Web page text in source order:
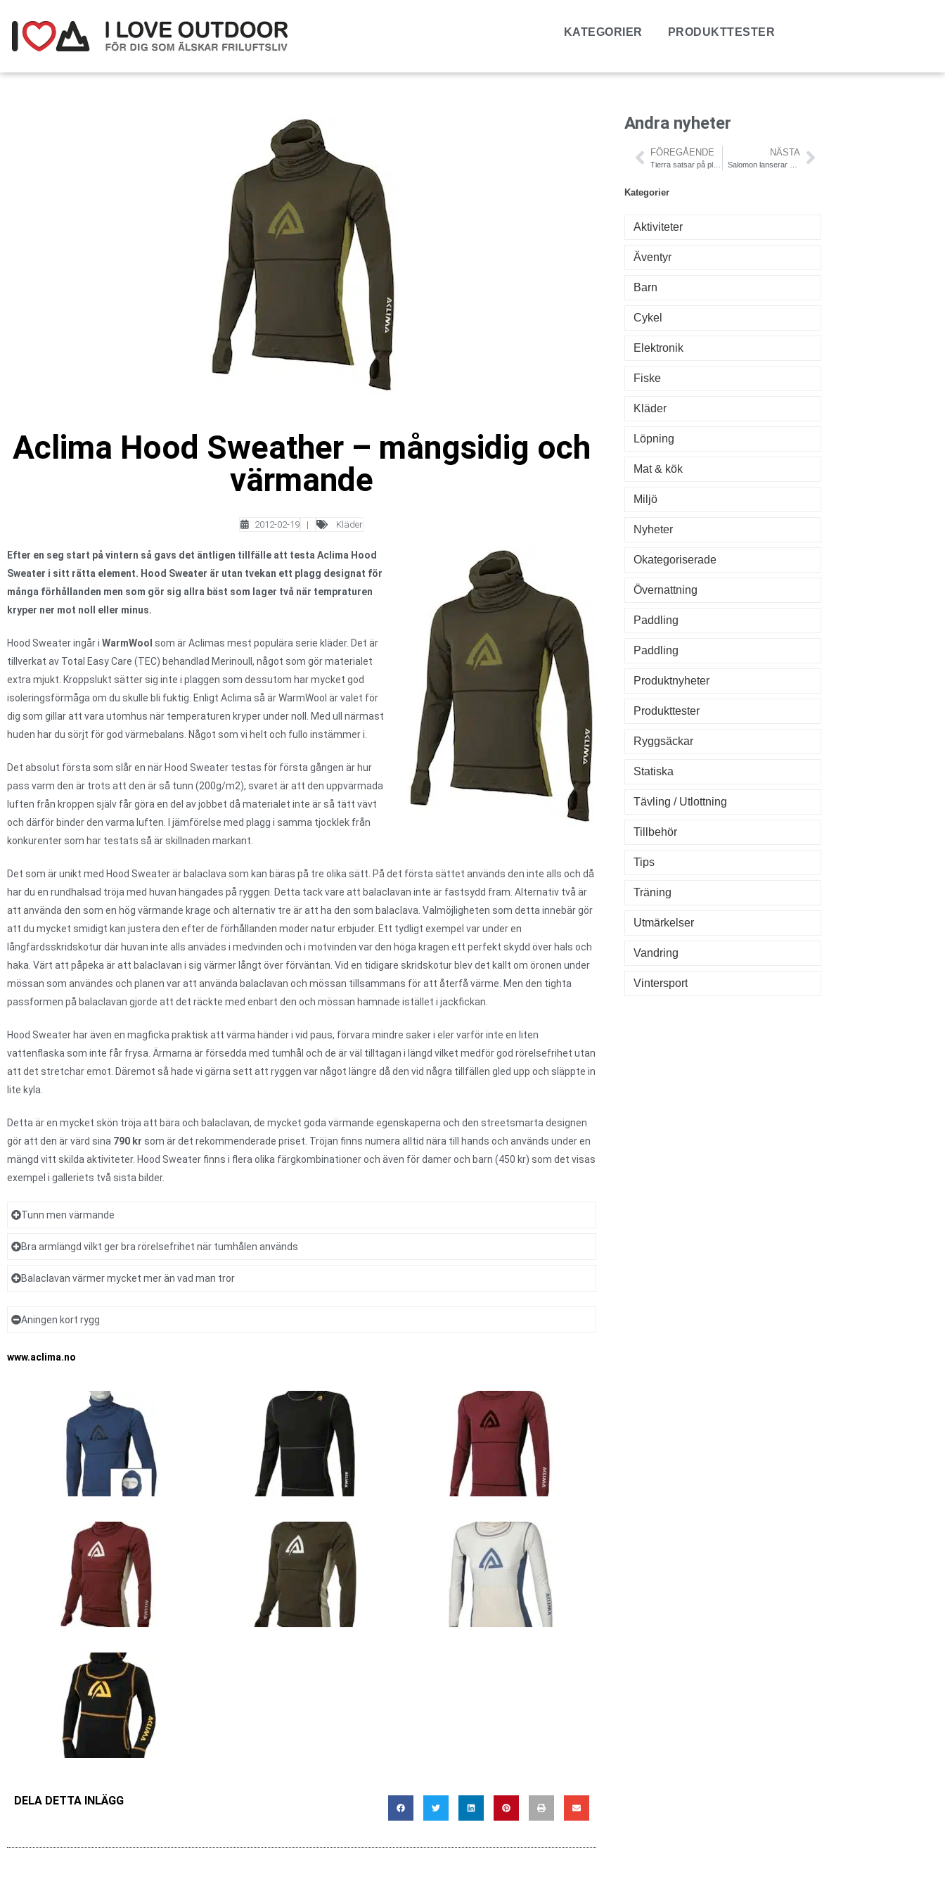
KATEGORIER PRODUKTTESTER
Aclima Hood Sweather – mångsidig och
värmande
2012-02-19 | Kläder
Efter en seg start på vintern så gavs det äntligen tillfälle att testa Aclima Hood
Sweater i sitt rätta element. Hood Sweater är utan tvekan ett plagg designat för
många förhållanden men som gör sig allra bäst som lager två när tempraturen
kryper ner mot noll eller minus.
Hood Sweater ingår i WarmWool som är Aclimas mest populära serie kläder. Det är
tillverkat av Total Easy Care (TEC) behandlad Merinoull, något som gör materialet
extra mjukt. Kroppslukt sätter sig inte i plaggen som dessutom har mycket god
isoleringsförmåga om du skulle bli fuktig. Enligt Aclima så är WarmWool är valet för
dig som gillar att vara utomhus när temperaturen kryper under noll. Med ull närmast
huden har du sörjt för god värmebalans. Något som vi helt och fullo instämmer i.
Det absolut första som slår en när Hood Sweater testas för första gången är hur
pass varm den är trots att den är så tunn (200g/m2), svaret är att den uppvärmada
luften från kroppen själv får göra en del av jobbet då materialet inte är så tätt vävt
och därför binder den varma luften. I jämförelse med plagg i samma tjocklek från
konkurenter som har testats så är skillnaden markant.
Det som är unikt med Hood Sweater är balaclava som kan bäras på tre olika sätt. På det första sättet används den inte alls och då
har du en rundhalsad tröja med huvan hängades på ryggen. Detta tack vare att balaclavan inte är fastsydd fram. Alternativ två är
att använda den som en hög värmande krage och alternativ tre är att ha den som balaclava. Valmöjligheten som detta innebär gör
att du mycket smidigt kan justera den efter de förhållanden moder natur erbjuder. Ett tydligt exempel var under en
långfärdsskridskotur där huvan inte alls anvädes i medvinden och i motvinden var den höga kragen ett perfekt skydd över hals och
haka. Värt att påpeka är att balaclavan i sig värmer långt över förväntan. Vid en tidigare skridskotur blev det kallt om öronen under
mössan som användes och planen var att använda balaclavan och mössan tillsammans för att återfå värme. Men den tighta
passformen på balaclavan gjorde att det räckte med enbart den och mössan hamnade istället i jackfickan.
Hood Sweater har även en magficka praktisk att värma händer i vid paus, förvara mindre saker i eler varför inte en liten
vattenflaska som inte får frysa. Ärmarna är försedda med tumhål och de är väl tilltagan i längd vilket medför god rörelsefrihet utan
att det stretchar emot. Däremot så hade vi gärna sett att ryggen var något längre då den vid några tillfällen gled upp och släppte in
lite kyla.
Detta är en mycket skön tröja att bära och balaclavan, de mycket goda värmande egenskaperna och den streetsmarta designen
gör att den är värd sina 790 kr som är det rekommenderade priset. Tröjan finns numera alltid nära till hands och används under en
mängd vitt skilda aktiviteter. Hood Sweater finns i flera olika färgkombinationer och även för damer och barn (450 kr) som det visas
exempel i galleriets två sista bilder.
Tunn men värmande
Bra armlängd vilkt ger bra rörelsefrihet när tumhålen används
Balaclavan värmer mycket mer än vad man tror
Aningen kort rygg
www.aclima.no
DELA DETTA INLÄGG
Andra nyheter
FÖREGÅENDE
Tierra satsar på plagg i Gore-Tex Active Shell
NÄSTA
Kategorier
Aktiviteter
Äventyr
Barn
Cykel
Elektronik
Fiske
Kläder
Löpning
Mat & kök
Miljö
Nyheter
Okategoriserade
Övernattning
Paddling
Paddling
Produktnyheter
Produkttester
Ryggsäckar
Statiska
Tävling / Utlottning
Tillbehör
Tips
Träning
Utmärkelser
Vandring
Vintersport